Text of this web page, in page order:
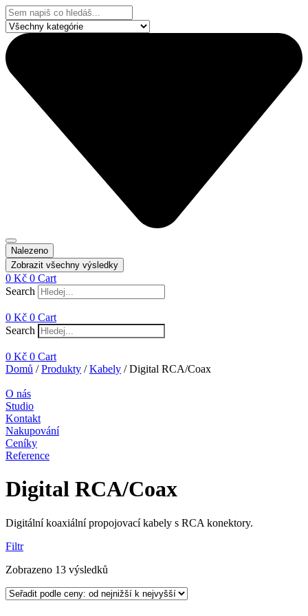
Přejít
k
obsahu
Search
...
Nalezeno
Zobrazit všechny výsledky
0 Kč 0 Cart
Search
0 Kč 0 Cart
Search
0 Kč 0 Cart
Domů /Produkty /Kabely / Digital RCA/Coax
O nás
Studio
Kontakt
Nakupování
Ceníky
Reference
Digital RCA/Coax
Digitální koaxiální propojovací kabely s RCA konektory.
Filtr
Zobrazeno 13 výsledků
ceny: